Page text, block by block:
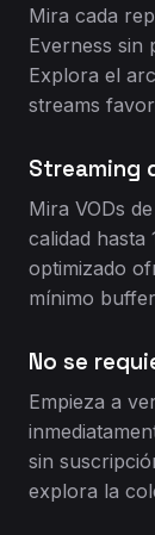
Mira cada
Everness sin
Explora el
streams
Streaming
Mira VODs
calidad
optimizado
mínimo
No se
Empieza a
sin
explora la